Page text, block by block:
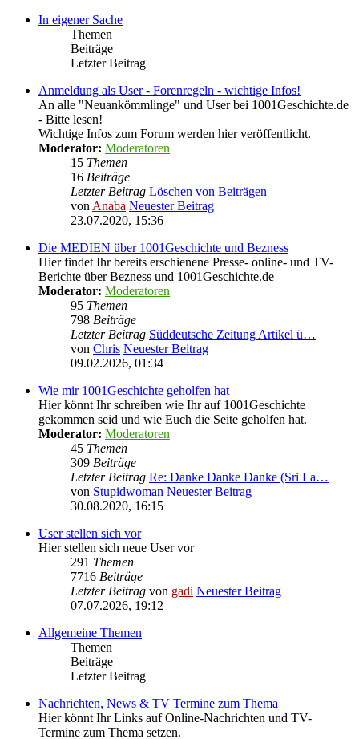
In eigener Sache
Themen
Beiträge
Letzter Beitrag
Anmeldung als User - Forenregeln - wichtige Infos!
An alle "Neuankömmlinge" und User bei 1001Geschichte.de
- Bitte lesen!
Wichtige Infos zum Forum werden hier veröffentlicht.
Moderator: Moderatoren
15 Themen
16 Beiträge
Letzter Beitrag Löschen von Beiträgen
von Anaba Neuester Beitrag
23.07.2020, 15:36
Die MEDIEN über 1001Geschichte und Bezness
Hier findet Ihr bereits erschienene Presse- online- und TV-
Berichte über Bezness und 1001Geschichte.de
Moderator: Moderatoren
95 Themen
798 Beiträge
Letzter Beitrag Süddeutsche Zeitung Artikel ü…
von Chris Neuester Beitrag
09.02.2026, 01:34
Wie mir 1001Geschichte geholfen hat
Hier könnt Ihr schreiben wie Ihr auf 1001Geschichte
gekommen seid und wie Euch die Seite geholfen hat.
Moderator: Moderatoren
45 Themen
309 Beiträge
Letzter Beitrag Re: Danke Danke Danke (Sri La…
von Stupidwoman Neuester Beitrag
30.08.2020, 16:15
User stellen sich vor
Hier stellen sich neue User vor
291 Themen
7716 Beiträge
Letzter Beitrag von gadi Neuester Beitrag
07.07.2026, 19:12
Allgemeine Themen
Themen
Beiträge
Letzter Beitrag
Nachrichten, News & TV Termine zum Thema
Hier könnt Ihr Links auf Online-Nachrichten und TV-
Termine zum Thema setzen.